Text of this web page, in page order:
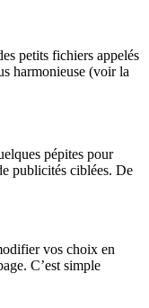
petits fichiers appelés
harmonieuse (voir la
pépites pour
publicités ciblées. De
vos choix en
C’est simple